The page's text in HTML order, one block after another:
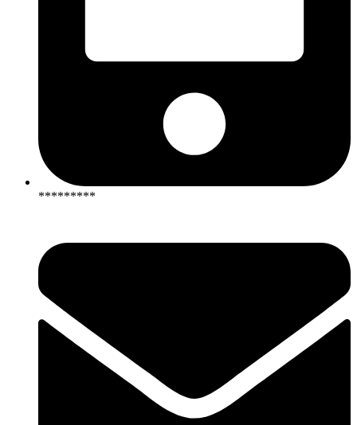
*********